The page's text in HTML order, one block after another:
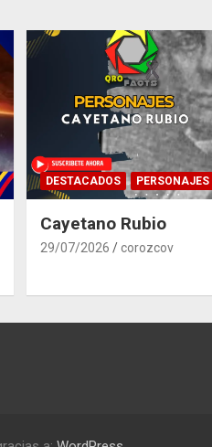
DESTACADOS PERSONAJES
Cayetano Rubio
29/07/2026 corozcov